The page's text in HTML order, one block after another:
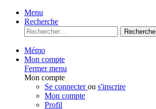
Menu
Recherche
Recherche
Mémo
Mon compte
Fermer menu
Mon compte
Se connecterou s'inscrire
Mon compte
Profil